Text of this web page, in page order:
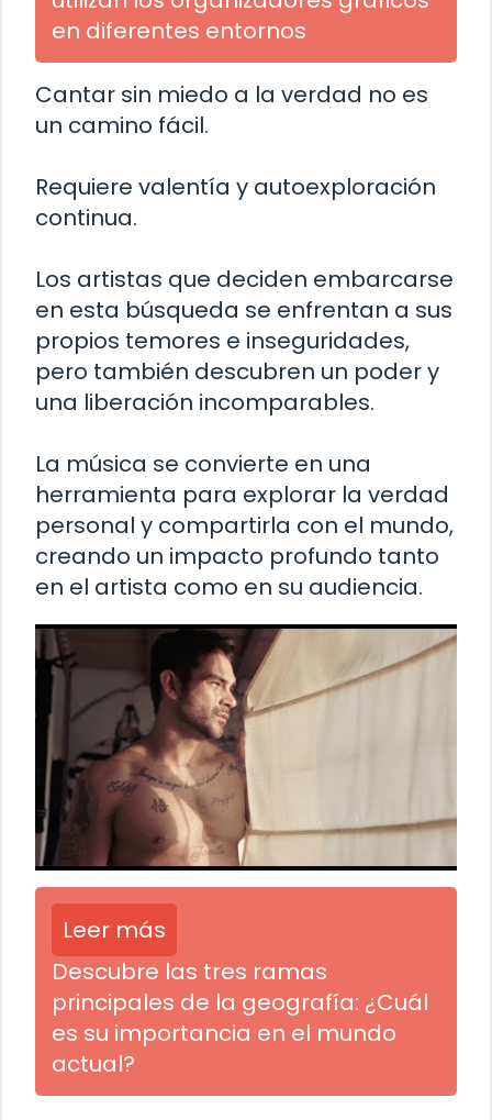
en diferentes entornos
Cantar sin miedo a la verdad no es
un camino fácil.
Requiere valentía y autoexploración
continua.
Los artistas que deciden embarcarse
en esta búsqueda se enfrentan a sus
propios temores e inseguridades,
pero también descubren un poder y
una liberación incomparables.
La música se convierte en una
herramienta para explorar la verdad
personal y compartirla con el mundo,
creando un impacto profundo tanto
en el artista como en su audiencia.
Leer más
Descubre las tres ramas
principales de la geografía: ¿Cuál
es su importancia en el mundo
actual?